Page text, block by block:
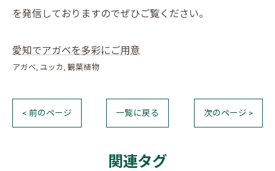
を発信しておりますのでぜひご覧ください。
愛知でアガベを多彩にご用意
アガベ ユッカ 観葉植物
< 前のページ 一覧に戻る 次のページ >
関連タグ